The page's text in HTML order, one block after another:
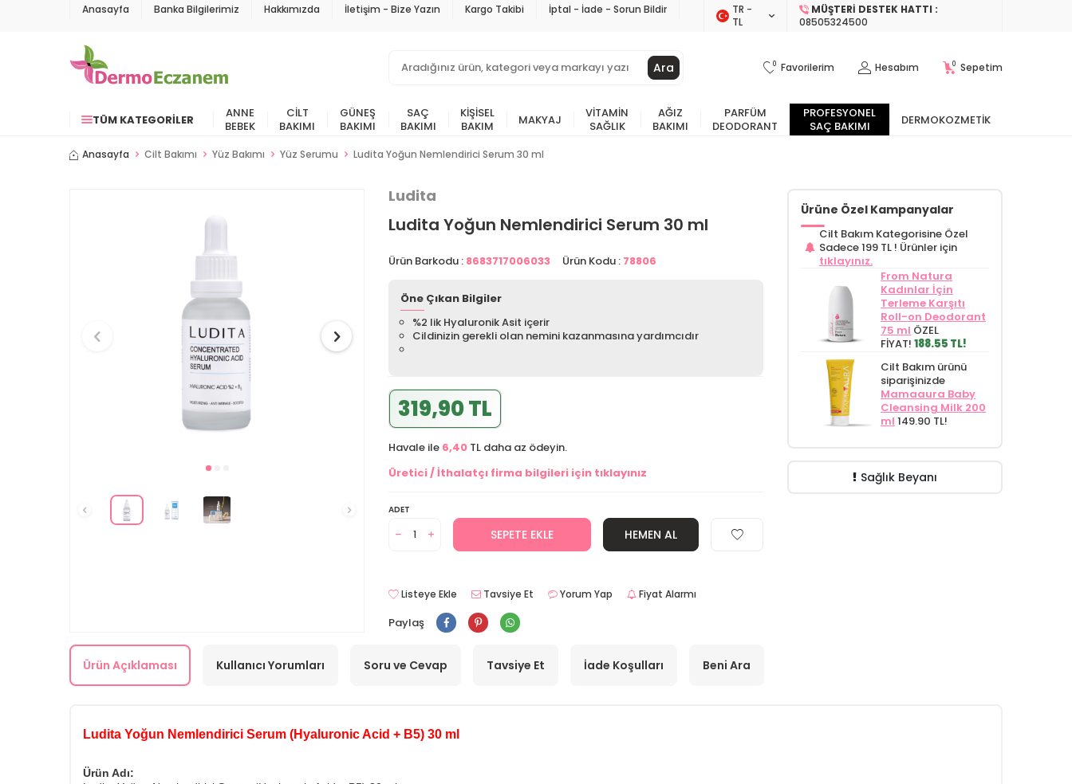
Anasayfa Banka Bilgilerimiz Hakkımızda İletişim - Bize Yazın Kargo Takibi İptal - İade - Sorun Bildir
TR −
TL
MÜŞTERI DESTEK HATTI :
08505324500
Ara 0 Favorilerim Hesabım 0 Sepetim
TÜM KATEGORILER
ANNE
BEBEK
CILT
BAKIMI
GÜNEŞ
BAKIMI
SAÇ
BAKIMI
KIŞISEL
BAKIM
MAKYAJ
VITAMIN
SAĞLIK
AĞIZ
BAKIMI
PARFÜM
DEODORANT
PROFESYONEL
SAÇ BAKIMI
DERMOKOZMETIK
Anasayfa Cilt Bakımı Yüz Bakımı Yüz Serumu Ludita Yoğun Nemlendirici Serum 30 ml
Ludita
Ludita Yoğun Nemlendirici Serum 30 ml
Ürün Barkodu : 8683717006033 Ürün Kodu : 78806
Öne Çıkan Bilgiler
%2 lik Hyaluronik Asit içerir
Cildinizin gerekli olan nemini kazanmasına yardımcıdır
319,90 TL
Havale ile 6,40 TL daha az ödeyin.
Üretici / İthalatçı firma bilgileri için tıklayınız
ADET
SEPETE EKLE HEMEN AL
Listeye Ekle Tavsiye Et Yorum Yap Fiyat Alarmı
Paylaş
Ürüne Özel Kampanyalar
Cilt Bakım Kategorisine Özel
Sadece 199 TL ! Ürünler için
tıklayınız.
From Natura
Kadınlar İçin
Terleme Karşıtı
Roll-on Deodorant
75 ml ÖZEL
FİYAT! 188.55 TL!
Cilt Bakım ürünü
siparişinizde
Mamaaura Baby
Cleansing Milk 200
ml 149.90 TL!
Sağlık Beyanı
Ürün Açıklaması Kullanıcı Yorumları Soru ve Cevap Tavsiye Et İade Koşulları Beni Ara
Ludita Yoğun Nemlendirici Serum (Hyaluronic Acid + B5) 30 ml
Ürün Adı: